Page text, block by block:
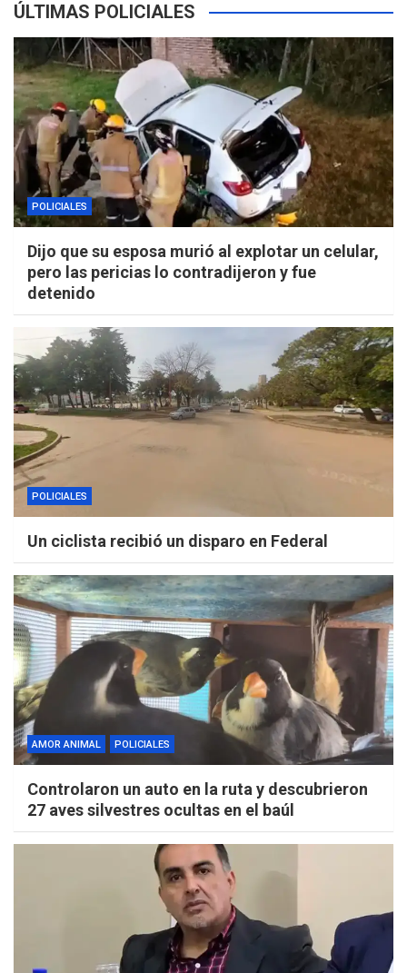
ÚLTIMAS POLICIALES
POLICIALES
Dijo que su esposa murió al explotar un celular,
pero las pericias lo contradijeron y fue
detenido
POLICIALES
Un ciclista recibió un disparo en Federal
AMOR ANIMAL POLICIALES
Controlaron un auto en la ruta y descubrieron
27 aves silvestres ocultas en el baúl